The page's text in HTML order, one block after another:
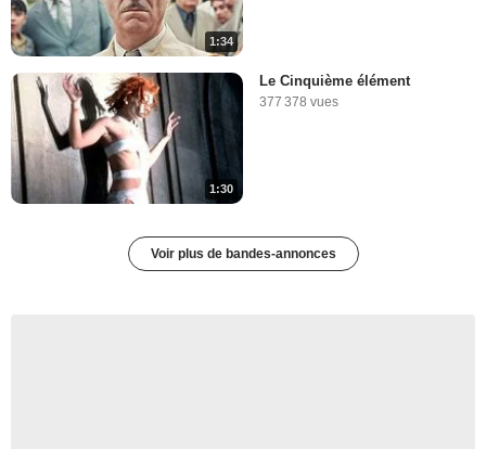
1:34
1:30
Le Cinquième élément
377 378 vues
Voir plus de bandes-annonces